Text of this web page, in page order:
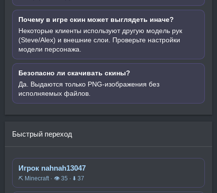
Почему в игре скин может выглядеть иначе?
Некоторые клиенты используют другую модель рук
(Steve/Alex) и внешние слои. Проверьте настройки
модели персонажа.
Безопасно ли скачивать скины?
Да. Выдаются только PNG-изображения без
исполняемых файлов.
Быстрый переход
Игрок nahnah13047
⛏️ Minecraft · 👁 35 · ⬇ 37